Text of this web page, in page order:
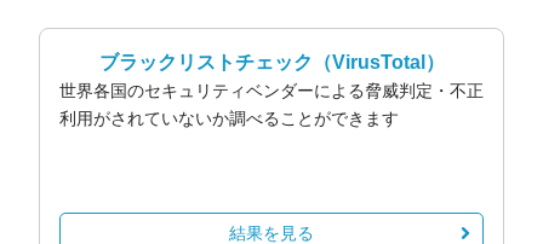
ブラックリストチェック （VirusTotal）
世界各国のセキュリティベンダーによる脅威判定・不正
利用がされていないか調べることができます
結果を見る